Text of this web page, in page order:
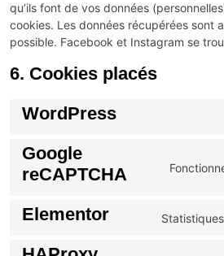
qu’ils font de vos données
cookies. Les données récupérées sont
possible. Facebook et Instagram se
6. Cookies placés
WordPress
Google
reCAPTCHA
Elementor